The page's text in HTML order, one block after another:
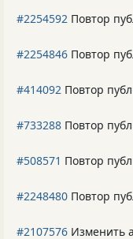
#2254592 Повтор
#2254846 Повтор
#414092 Повтор
#733288 Повтор
#508571 Повтор
#2248480 Повтор
#2107576 Изменить